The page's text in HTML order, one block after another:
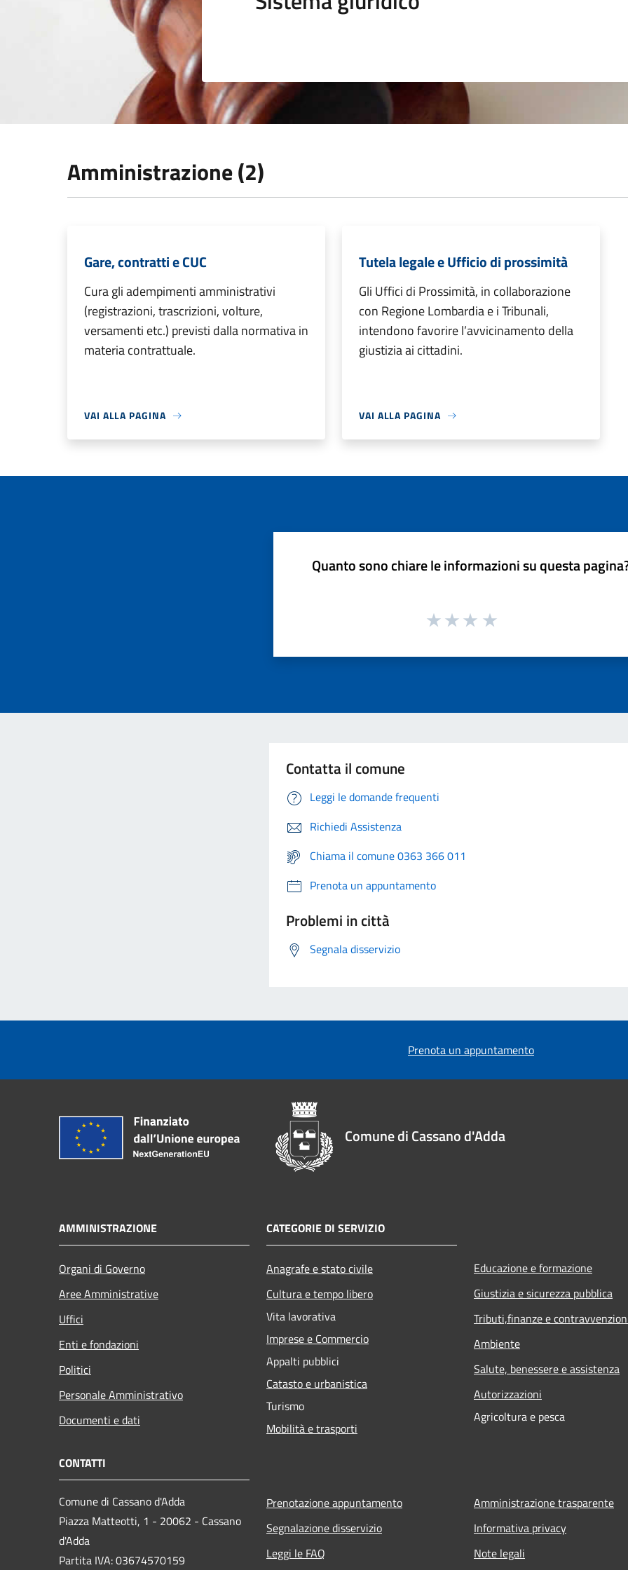
Amministrazione (2)
Gare, contratti e CUC
Cura gli adempimenti amministrativi
(registrazioni, trascrizioni, volture,
versamenti etc.) previsti dalla normativa in
materia contrattuale.
VAI ALLA PAGINA
Tutela legale e Ufficio di prossimità
Gli Uffici di Prossimità, in collaborazione
con Regione Lombardia e i Tribunali,
intendono favorire l’avvicinamento della
giustizia ai cittadini.
VAI ALLA PAGINA
Quanto sono chiare le informazioni su questa
Contatta il comune
Leggi le domande frequenti
Richiedi Assistenza
Chiama il comune 0363 366 011
Prenota un appuntamento
Problemi in città
Segnala disservizio
Prenota un appuntamento
Comune di Cassano d'Adda
AMMINISTRAZIONE
Organi di Governo
Aree Amministrative
Uffici
Enti e fondazioni
Politici
Personale Amministrativo
Documenti e dati
CATEGORIE DI SERVIZIO
Anagrafe e stato civile
Cultura e tempo libero
Vita lavorativa
Imprese e Commercio
Appalti pubblici
Catasto e urbanistica
Turismo
Mobilità e trasporti
Educazione e formazione
Giustizia e sicurezza pubblica
Tributi,finanze e
Ambiente
Salute, benessere e assistenza
Autorizzazioni
Agricoltura e pesca
CONTATTI
Comune di Cassano d'Adda
Piazza Matteotti, 1 - 20062 - Cassano
d'Adda
Partita IVA: 03674570159
Prenotazione appuntamento
Segnalazione disservizio
Leggi le FAQ
Amministrazione trasparente
Informativa privacy
Note legali